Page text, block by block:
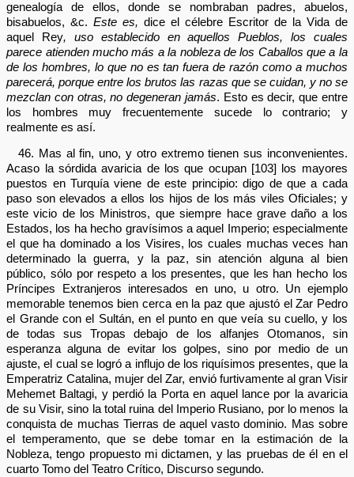
genealogía de ellos, donde se nombraban padres, abuelos,
bisabuelos, &c.Este es,dice el célebre Escritor de la Vida de
aquel Rey, uso establecido en aquellos Pueblos, los cuales
parece atienden mucho más a la nobleza de los Caballos que a la
de los hombres, lo que no es tan fuera de razón como a muchos
parecerá, porque entre los brutos las razas que se cuidan, y no se
mezclan con otras, no degeneran jamás. Esto es decir, que entre
los hombres muy frecuentemente sucede lo contrario; y
realmente es así.
46. Mas al fin, uno, y otro extremo tienen sus inconvenientes.
Acaso la sórdida avaricia de los que ocupan [103] los mayores
puestos en Turquía viene de este principio: digo de que a cada
paso son elevados a ellos los hijos de los más viles Oficiales; y
este vicio de los Ministros, que siempre hace grave daño a los
Estados, los ha hecho gravísimos a aquel Imperio; especialmente
el que ha dominado a los Visires, los cuales muchas veces han
determinado la guerra, y la paz, sin atención alguna al bien
público, sólo por respeto a los presentes, que les han hecho los
Príncipes Extranjeros interesados en uno, u otro. Un ejemplo
memorable tenemos bien cerca en la paz que ajustó el Zar Pedro
el Grande con el Sultán, en el punto en que veía su cuello, y los
de todas sus Tropas debajo de los alfanjes Otomanos, sin
esperanza alguna de evitar los golpes, sino por medio de un
ajuste, el cual se logró a influjo de los riquísimos presentes, que la
Emperatriz Catalina, mujer del Zar, envió furtivamente al gran Visir
Mehemet Baltagi, y perdió la Porta en aquel lance por la avaricia
de su Visir, sino la total ruina del Imperio Rusiano, por lo menos la
conquista de muchas Tierras de aquel vasto dominio. Mas sobre
el temperamento, que se debe tomar en la estimación de la
Nobleza, tengo propuesto mi dictamen, y las pruebas de él en el
cuarto Tomo del Teatro Crítico, Discurso segundo.